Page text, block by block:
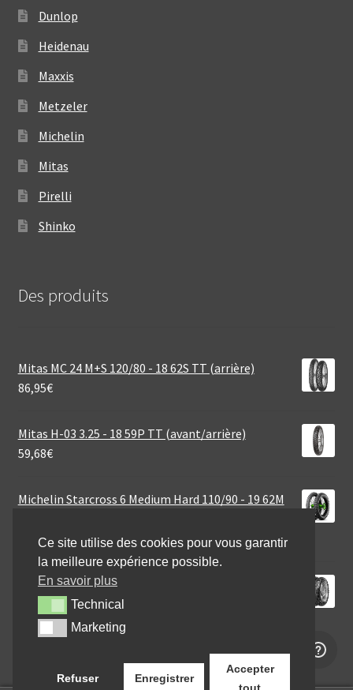
Dunlop
Heidenau
Maxxis
Metzeler
Michelin
Mitas
Pirelli
Shinko
Des produits
Mitas MC 24 M+S 120/80 - 18 62S TT (arrière)
86,95€
Mitas H-03 3.25 - 18 59P TT (avant/arrière)
59,68€
Michelin Starcross 6 Medium Hard 110/90 - 19 62M
92,95€
Continental TKC 80 (M+S) 150/70 B 18 70Q TL
(arrière)
174,95€
Ce site utilise des cookies pour vous garantir
la meilleure expérience possible.
En savoir plus
TechnicalTechnical
MarketingMarketing
Refuser Enregistrer
Accepter